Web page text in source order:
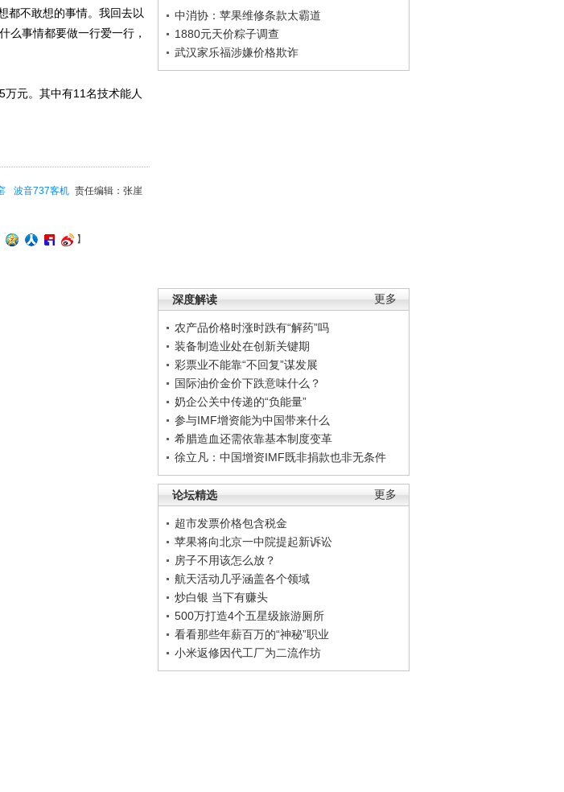
中消协：苹果维修条款太霸道
1880元天价粽子调查
武汉家乐福涉嫌价格欺诈
更多
深度解读
农产品价格时涨时跌有“解药”吗
装备制造业处在创新关键期
彩票业不能靠“不回复”谋发展
国际油价金价下跌意味什么？
奶企公关中传递的“负能量”
参与IMF增资能为中国带来什么
希腊造血还需依靠基本制度变革
徐立凡：中国增资IMF既非捐款也非无条件
更多
论坛精选
超市发票价格包含税金
苹果将向北京一中院提起新诉讼
房子不用该怎么放？
航天活动几乎涵盖各个领域
炒白银 当下有赚头
500万打造4个五星级旅游厕所
看看那些年薪百万的“神秘”职业
小米返修因代工厂为二流作坊
都不敢想的事情。我回去以
么事情都要做一行爱一行，
元。其中有11名技术能人
责任编辑：张崖
波音737客机
】